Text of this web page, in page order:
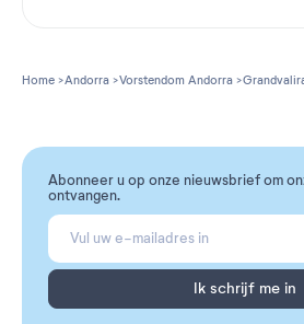
Home Andorra Vorstendom Andorra
Abonneer u op onze nieuwsbrief om
ontvangen.
Ik schrijf me in